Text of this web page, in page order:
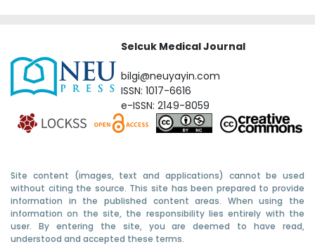
Selcuk Medical Journal
bilgi@neuyayin.com
ISSN: 1017-6616
e-ISSN: 2149-8059
Site content (images, text and applications) cannot be used
without citing the source. This site has been prepared to provide
information in the published content areas. When using the
information on the site, the responsibility lies entirely with the
user. By entering the site, you are deemed to have read,
understood and accepted these terms.